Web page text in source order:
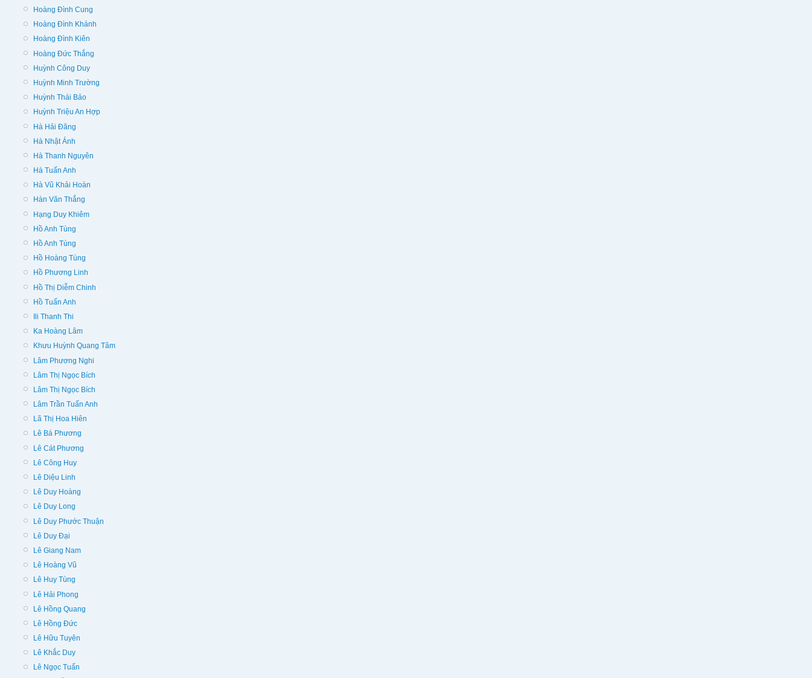
Hoàng Đình Cung
Hoàng Đình Khánh
Hoàng Đình Kiên
Hoàng Đức Thắng
Huỳnh Công Duy
Huỳnh Minh Trường
Huỳnh Thái Bảo
Huỳnh Triệu An Hợp
Hà Hải Đăng
Hà Nhật Ánh
Hà Thanh Nguyên
Hà Tuấn Anh
Hà Vũ Khải Hoàn
Hàn Văn Thắng
Hạng Duy Khiêm
Hồ Anh Tùng
Hồ Anh Tùng
Hồ Hoàng Tùng
Hồ Phương Linh
Hồ Thị Diễm Chinh
Hồ Tuấn Anh
Ili Thanh Thi
Ka Hoàng Lâm
Khưu Huỳnh Quang Tâm
Lâm Phương Nghi
Lâm Thị Ngọc Bích
Lâm Thị Ngọc Bích
Lâm Trần Tuấn Anh
Lã Thị Hoa Hiên
Lê Bá Phương
Lê Cát Phương
Lê Công Huy
Lê Diệu Linh
Lê Duy Hoàng
Lê Duy Long
Lê Duy Phước Thuận
Lê Duy Đại
Lê Giang Nam
Lê Hoàng Vũ
Lê Huy Tùng
Lê Hải Phong
Lê Hồng Quang
Lê Hồng Đức
Lê Hữu Tuyên
Lê Khắc Duy
Lê Ngọc Tuấn